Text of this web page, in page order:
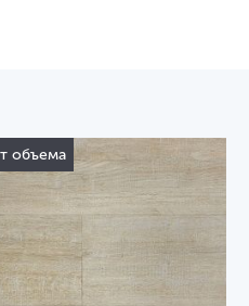
объема